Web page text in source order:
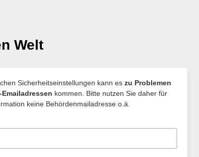
Welt
Sicherheitseinstellungen kann es zu Problemen
kommen. Bitte nutzen Sie daher für
keine Behördenmailadresse o.ä.